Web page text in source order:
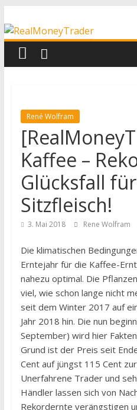
Inhalt
springen
Echtgeld-
Trading
René Wolfram
Kaffee –
Glücksfall
Sitzfleisch!
3. Mai 2018 Rene Wolfram
Die klimatischen
Erntejahr für die Kaffee-
nahezu optimal. Die
viel, wie schon lange nicht
seit dem Winter 2017 auf
Jahr 2018 hin. Die nun
September) wird hier
Grund ist der Preis seit
Cent auf jüngst 115 Cent
Unerfahrene Trader und
Händler lassen sich von
Rekordernte verängstigen